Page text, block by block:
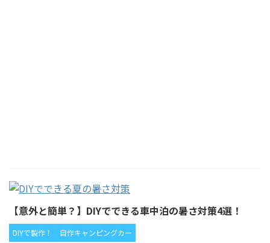
【意外と簡単？】DIYでできる車中泊の暑さ対策4選！
DIYで製作！ 自作キャンピングカー